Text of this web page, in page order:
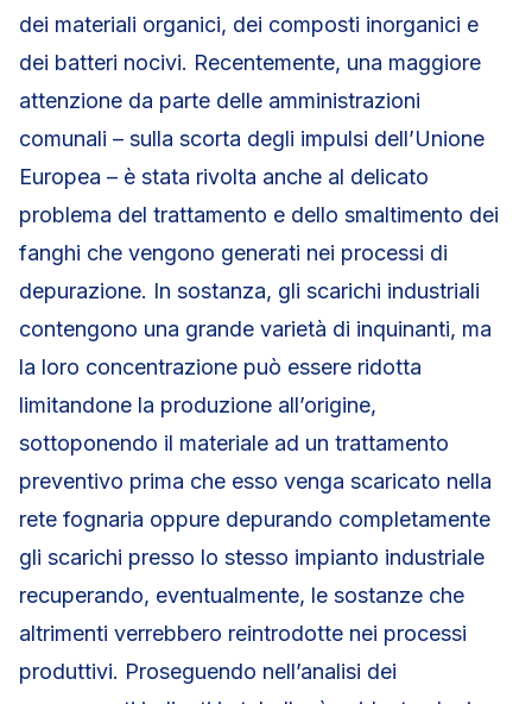
dei materiali organici, dei composti inorganici e
dei batteri nocivi. Recentemente, una maggiore
attenzione da parte delle amministrazioni
comunali – sulla scorta degli impulsi dell’Unione
Europea – è stata rivolta anche al delicato
problema del trattamento e dello smaltimento dei
fanghi che vengono generati nei processi di
depurazione. In sostanza, gli scarichi industriali
contengono una grande varietà di inquinanti, ma
la loro concentrazione può essere ridotta
limitandone la produzione all’origine,
sottoponendo il materiale ad un trattamento
preventivo prima che esso venga scaricato nella
rete fognaria oppure depurando completamente
gli scarichi presso lo stesso impianto industriale
recuperando, eventualmente, le sostanze che
altrimenti verrebbero reintrodotte nei processi
produttivi. Proseguendo nell’analisi dei